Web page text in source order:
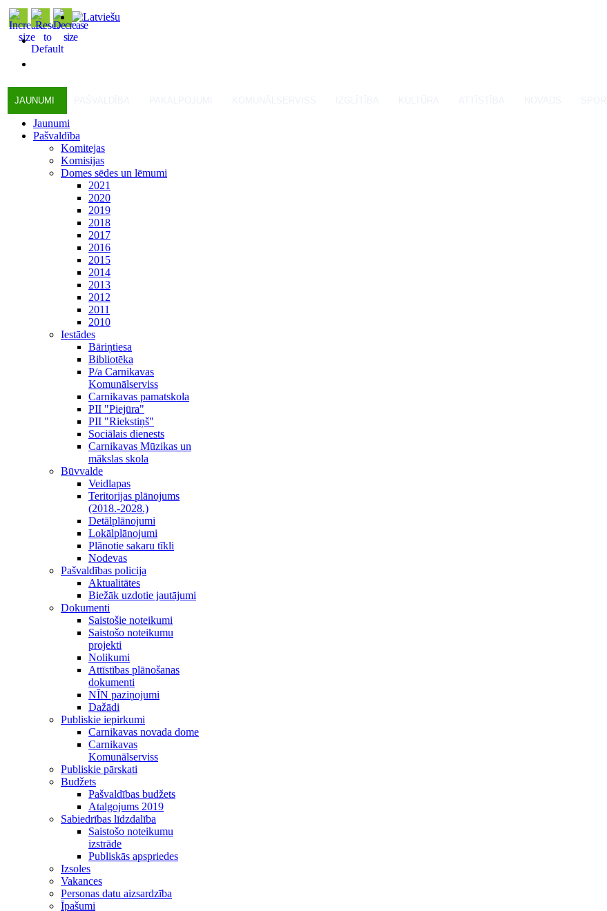
JAUNUMI
Jaunumi
Pašvaldība
Komitejas
Komisijas
Domes sēdes un lēmumi
2021
2020
2019
2018
2017
2016
2015
2014
2013
2012
2011
2010
Iestādes
Bāriņtiesa
Bibliotēka
P/a Carnikavas
Komunālserviss
Carnikavas pamatskola
PII "Piejūra"
PII "Riekstiņš"
Sociālais dienests
Carnikavas Mūzikas un
mākslas skola
Būvvalde
Veidlapas
Teritorijas plānojums
(2018.-2028.)
Detālplānojumi
Lokālplānojumi
Plānotie sakaru tīkli
Nodevas
Pašvaldības policija
Aktualitātes
Biežāk uzdotie jautājumi
Dokumenti
Saistošie noteikumi
Saistošo noteikumu
projekti
Nolikumi
Attīstības plānošanas
dokumenti
NĪN paziņojumi
Dažādi
Publiskie iepirkumi
Carnikavas novada dome
Carnikavas
Komunālserviss
Publiskie pārskati
Budžets
Pašvaldības budžets
Atalgojums 2019
Sabiedrības līdzdalība
Saistošo noteikumu
izstrāde
Publiskās apspriedes
Izsoles
Vakances
Personas datu aizsardzība
Īpašumi